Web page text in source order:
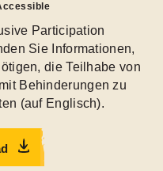
Participation
Sie Informationen,
die Teilhabe von
Behinderungen zu
(auf Englisch).